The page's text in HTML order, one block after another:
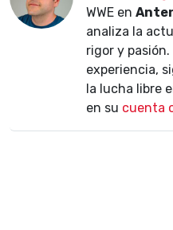
WWE en
analiza la
rigor y
experiencia,
la lucha libre
en su cuenta